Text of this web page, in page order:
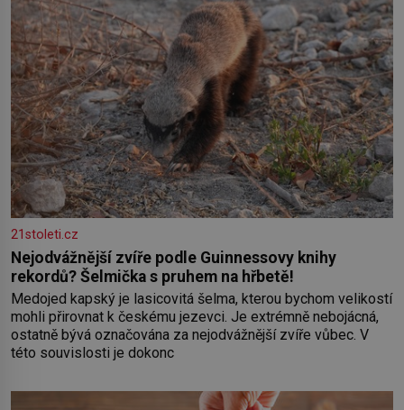
21stoleti.cz
Nejodvážnější zvíře podle Guinnessovy knihy
rekordů? Šelmička s pruhem na hřbetě!
Medojed kapský je lasicovitá šelma, kterou bychom velikostí
mohli přirovnat k českému jezevci. Je extrémně nebojácná,
ostatně bývá označována za nejodvážnější zvíře vůbec. V
této souvislosti je dokonc